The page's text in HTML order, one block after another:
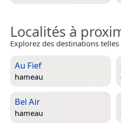
Localités à
Explorez des destinations
Au Fief
hameau
Bel Air
hameau